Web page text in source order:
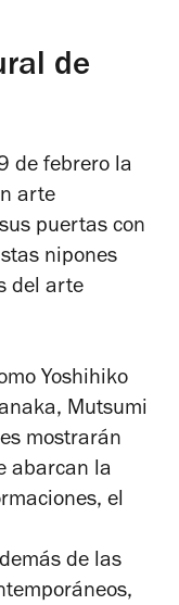
de
de febrero la
arte
puertas con
nipones
del arte
Yoshihiko
Mutsumi
mostrarán
abarcan la
el
de las